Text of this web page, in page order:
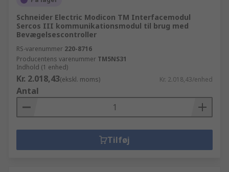
Schneider Electric Modicon TM Interfacemodul
Sercos III kommunikationsmodul til brug med
Bevægelsescontroller
RS-varenummer 220-8716
Producentens varenummer TM5NS31
Indhold (1 enhed)
Kr. 2.018,43(ekskl. moms) Kr. 2.018,43/enhed
Antal
Tilføj